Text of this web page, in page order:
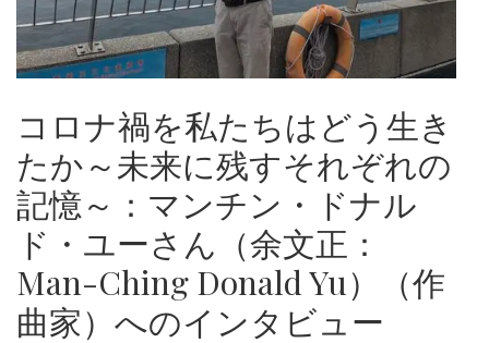
コロナ禍を私たちはどう生き
たか～未来に残すそれぞれの
記憶～：マンチン・ドナル
ド・ユーさん（余文正：
Man-Ching Donald Yu）（作
曲家）へのインタビュー